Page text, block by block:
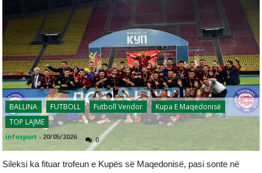
BALLINA FUTBOLL Futboll Vendor
Kupa E Maqedonisë
TOP LAJME
infosport - 20/05/2026 0
Sileksi ka fituar trofeun e Kupës së Maqedonisë, pasi sonte në